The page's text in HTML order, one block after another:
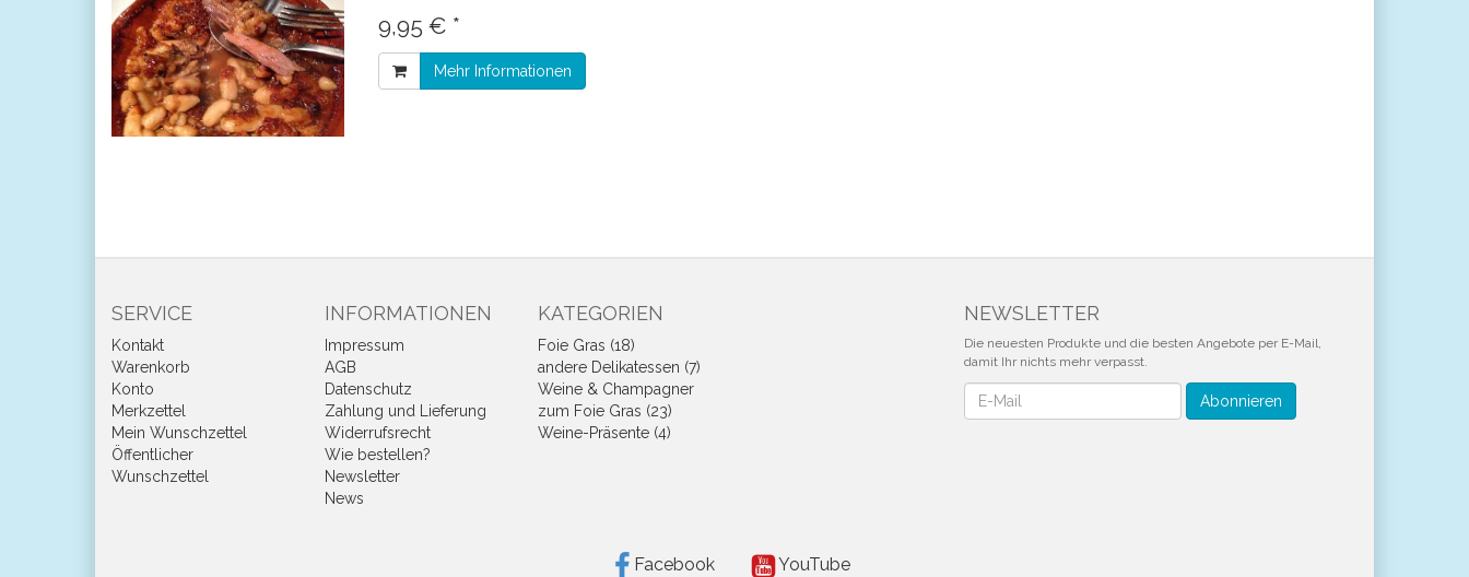
9,95 € *
Mehr Informationen
SERVICE
Kontakt
Warenkorb
Konto
Merkzettel
Mein Wunschzettel
Öffentlicher
Wunschzettel
INFORMATIONEN
Impressum
AGB
Datenschutz
Zahlung und Lieferung
Widerrufsrecht
Wie bestellen?
Newsletter
News
KATEGORIEN
Foie Gras (18)
andere Delikatessen (7)
Weine & Champagner
zum Foie Gras (23)
Weine-Präsente (4)
NEWSLETTER
Die neuesten Produkte und die besten Angebote per E-Mail,
damit Ihr nichts mehr verpasst.
Newsletter Abonnieren
Facebook YouTube